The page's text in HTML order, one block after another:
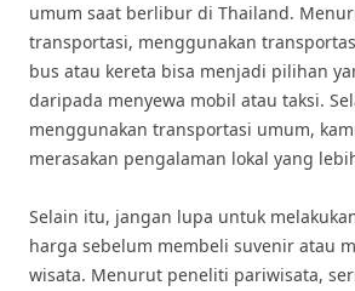
umum saat berlibur di Thailand.
transportasi, menggunakan
bus atau kereta bisa menjadi pilihan
daripada menyewa mobil atau taksi.
menggunakan transportasi umum,
merasakan pengalaman lokal yang
Selain itu, jangan lupa untuk
harga sebelum membeli suvenir atau
wisata. Menurut peneliti pariwisata,